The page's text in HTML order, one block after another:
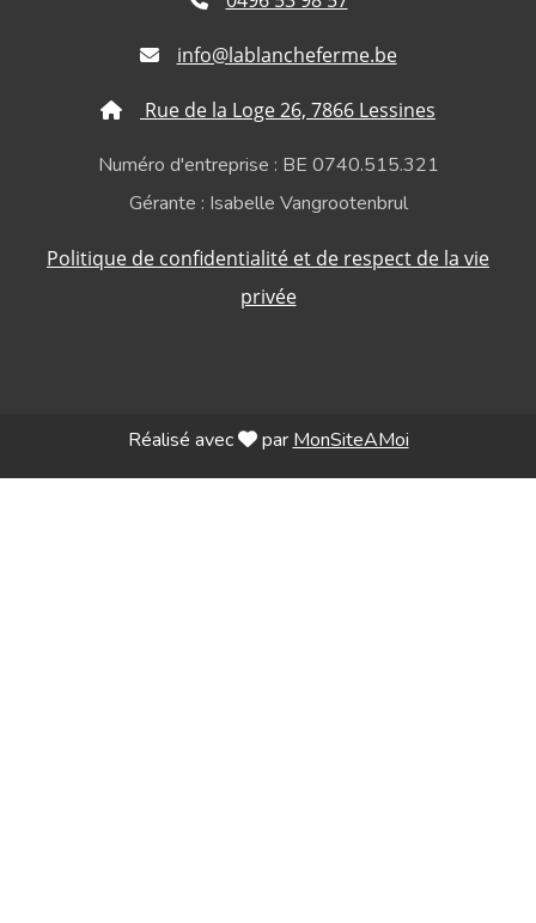
info@lablancheferme.be
Rue de la Loge 26, 7866 Lessines
Numéro d'entreprise : BE 0740.515.321
Gérante : Isabelle Vangrootenbrul
Politique de confidentialité et de respect de la vie
privée
Réalisé avec par MonSiteAMoi